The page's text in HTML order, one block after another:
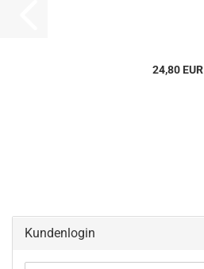
24,80 EUR
Kundenlogin